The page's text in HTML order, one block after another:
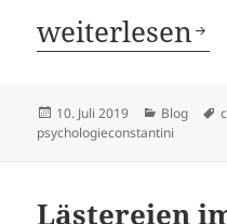
Wenn die
weiterlesen
Veröffentlicht
am
10. Juli 2019 Kategorien
Blog
psychologieconstantini
Lästereien